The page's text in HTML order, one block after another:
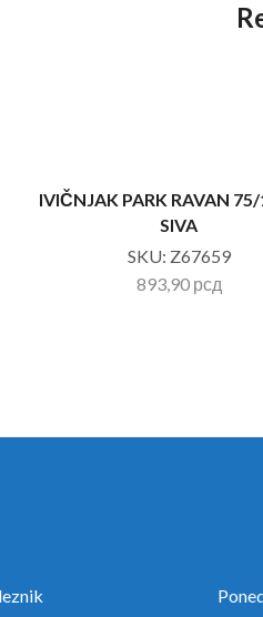
IVIČNJAK PARK RAVAN
SIVA
SKU: Z67659
893,90 рсд